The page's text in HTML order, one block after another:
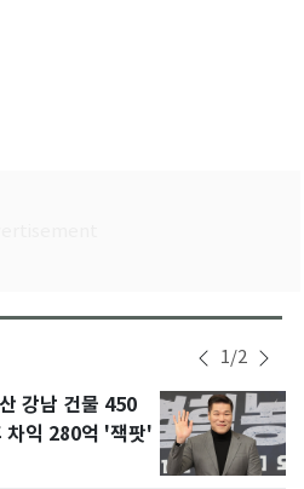
1/2
강남 건물 450
익 280억 '잭팟'